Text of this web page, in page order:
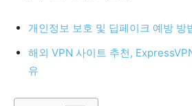
개인정보 보호 및 딥페이크 예방 방
해외 VPN 사이트 추천,
유